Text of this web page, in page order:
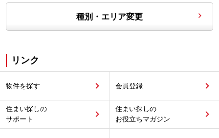
種別・エリア変更
リンク
物件を探す 会員登録
住まい探しの
サポート
住まい探しの
お役立ちマガジン